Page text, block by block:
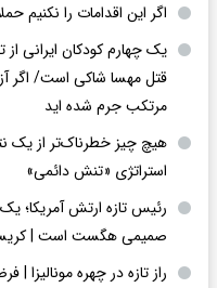
اگر این اقدامات را نکنیم
یک چهارم کودکان ایرانی
قتل مهسا شاکی است/ اگر
مرتکب جرم شده اید
هیچ چیز خطرناک‌تر از یک
استراتژی «تنش دائمی»
رئیس تازه ارتش آمریکا؛
صمیمی هگست است |
راز تازه در چهره مونالیزا